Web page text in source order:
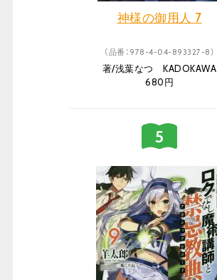
神様の御用人 7
（品番：978-4-04-893327-8）
著/浅葉なつ KADOKAWA
680円